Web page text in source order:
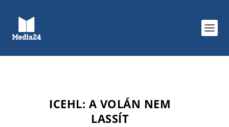
ICEHL: A VOLÁN NEM
LASSÍT